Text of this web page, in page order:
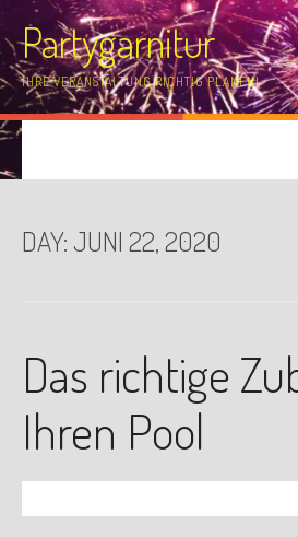
Skip
contentPartygarnitur
IHRE VERANSTALTUNG RICHTIG PLANEN!
DAY: JUNI 22, 2020
Das richtige
Ihren Pool